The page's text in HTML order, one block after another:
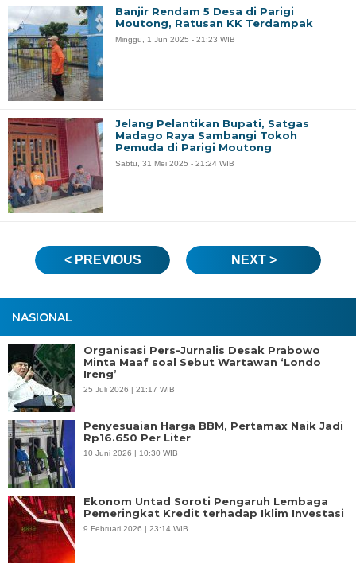
NASIONAL
Organisasi Pers-Jurnalis Desak Prabowo
Minta Maaf soal Sebut Wartawan ‘Londo
Ireng’
25 Juli 2026 | 21:17 WIB
Penyesuaian Harga BBM, Pertamax Naik Jadi
Rp16.650 Per Liter
10 Juni 2026 | 10:30 WIB
Ekonom Untad Soroti Pengaruh Lembaga
Pemeringkat Kredit terhadap Iklim Investasi
9 Februari 2026 | 23:14 WIB
Banjir Rendam 5 Desa di Parigi
Moutong, Ratusan KK Terdampak
Minggu, 1 Jun 2025 - 21:23 WIB
Jelang Pelantikan Bupati, Satgas
Madago Raya Sambangi Tokoh
Pemuda di Parigi Moutong
Sabtu, 31 Mei 2025 - 21:24 WIB
< PREVIOUS NEXT >